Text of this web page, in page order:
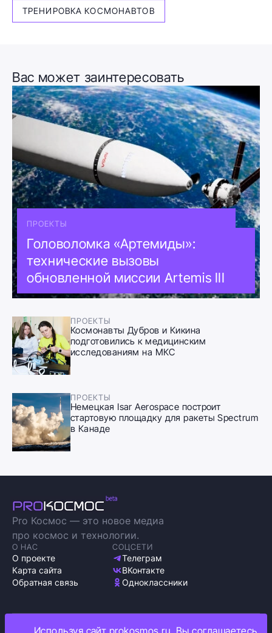
ТРЕНИРОВКА КОСМОНАВТОВ
Вас может заинтересовать
ПРОЕКТЫ
Головоломка «Артемиды»:
технические вызовы
обновленной миссии Artemis III
ПРОЕКТЫ
Космонавты Дубров и Кикина
подготовились к медицинским
исследованиям на МКС
ПРОЕКТЫ
Немецкая Isar Aerospace построит
стартовую площадку для ракеты Spectrum
в Канаде
Pro Космос — это новое медиа
про космос и технологии.
О НАС
О проекте
Карта сайта
Обратная связь
СОЦСЕТИ
Телеграм
ВКонтакте
Одноклассники
Используя сайт prokosmos.ru, Вы соглашаетесь